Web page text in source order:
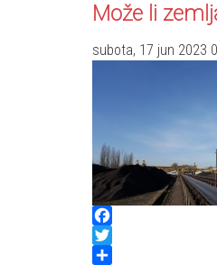
Može li
subota, 17 jun 2023
Facebook
Twitter